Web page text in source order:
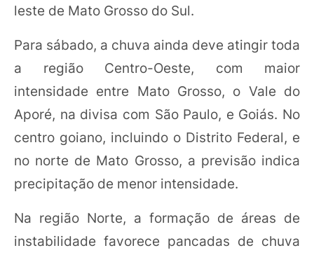
leste de Mato Grosso do Sul.
Para sábado, a chuva ainda deve atingir toda
a região Centro-Oeste, com maior
intensidade entre Mato Grosso, o Vale do
Aporé, na divisa com São Paulo, e Goiás. No
centro goiano, incluindo o Distrito Federal, e
no norte de Mato Grosso, a previsão indica
precipitação de menor intensidade.
Na região Norte, a formação de áreas de
instabilidade favorece pancadas de chuva